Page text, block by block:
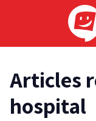
Articles
hospital